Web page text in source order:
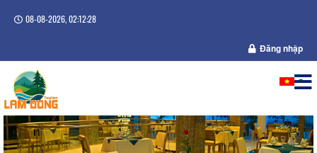
08-08-2026, 02:12:29
Đăng nhập